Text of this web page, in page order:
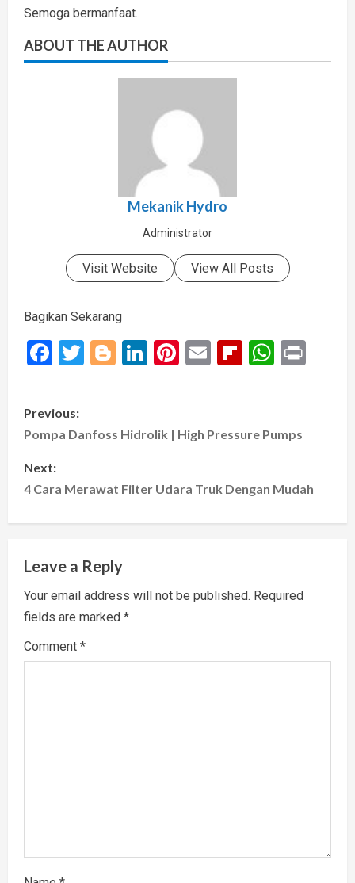
Semoga bermanfaat..
ABOUT THE AUTHOR
Mekanik Hydro
Administrator
Visit Website View All Posts
Bagikan Sekarang
Facebook
Twitter
Blogger
LinkedIn
Pinterest
EmailFlipboard
P
o
s
a
v
i
Previous:
Pompa Danfoss Hidrolik | High Pressure Pumps
Next:
4 Cara Merawat Filter Udara Truk Dengan Mudah
Leave a Reply
Your email address will not be published. Required
fields are marked *
Comment *